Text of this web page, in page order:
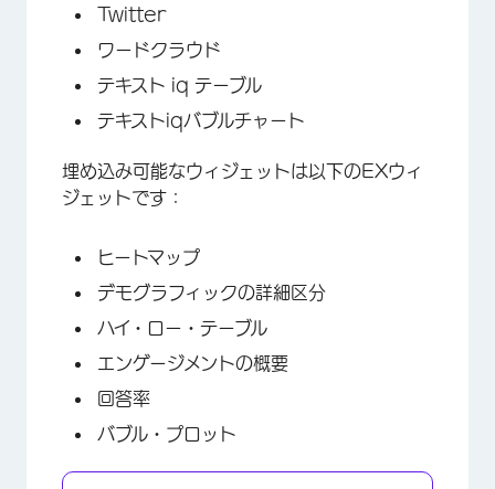
Twitter
ワードクラウド
テキスト iq テーブル
テキストiqバブルチャート
埋め込み可能なウィジェットは以下のEXウィ
ジェットです：
ヒートマップ
デモグラフィックの詳細区分
ハイ・ロー・テーブル
エンゲージメントの概要
回答率
バブル・プロット